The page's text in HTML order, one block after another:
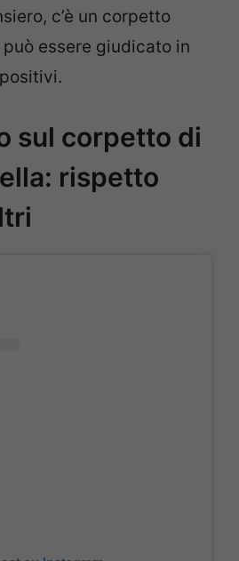
c’è un corpetto
essere giudicato in
sul corpetto di
rispetto